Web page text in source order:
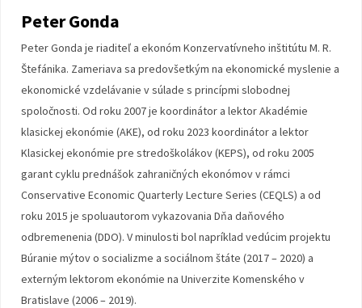
Peter Gonda
Peter Gonda je riaditeľ a ekonóm Konzervatívneho inštitútu M. R.
Štefánika. Zameriava sa predovšetkým na ekonomické myslenie a
ekonomické vzdelávanie v súlade s princípmi slobodnej
spoločnosti. Od roku 2007 je koordinátor a lektor Akadémie
klasickej ekonómie (AKE), od roku 2023 koordinátor a lektor
Klasickej ekonómie pre stredoškolákov (KEPS), od roku 2005
garant cyklu prednášok zahraničných ekonómov v rámci
Conservative Economic Quarterly Lecture Series (CEQLS) a od
roku 2015 je spoluautorom vykazovania Dňa daňového
odbremenenia (DDO). V minulosti bol napríklad vedúcim projektu
Búranie mýtov o socializme a sociálnom štáte (2017 – 2020) a
externým lektorom ekonómie na Univerzite Komenského v
Bratislave (2006 – 2019).